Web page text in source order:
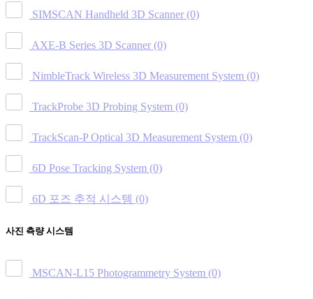
SIMSCAN Handheld 3D Scanner (0)
AXE-B Series 3D Scanner (0)
NimbleTrack Wireless 3D Measurement System (0)
TrackProbe 3D Probing System (0)
TrackScan-P Optical 3D Measurement System (0)
6D Pose Tracking System (0)
6D 포즈 추적 시스템 (0)
사진 측량 시스템
MSCAN-L15 Photogrammetry System (0)